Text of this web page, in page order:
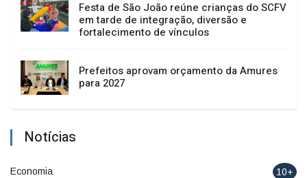
Festa de São João reúne crianças do SCFV
em tarde de integração, diversão e
fortalecimento de vínculos
Prefeitos aprovam orçamento da Amures
para 2027
Notícias
Economia 10+